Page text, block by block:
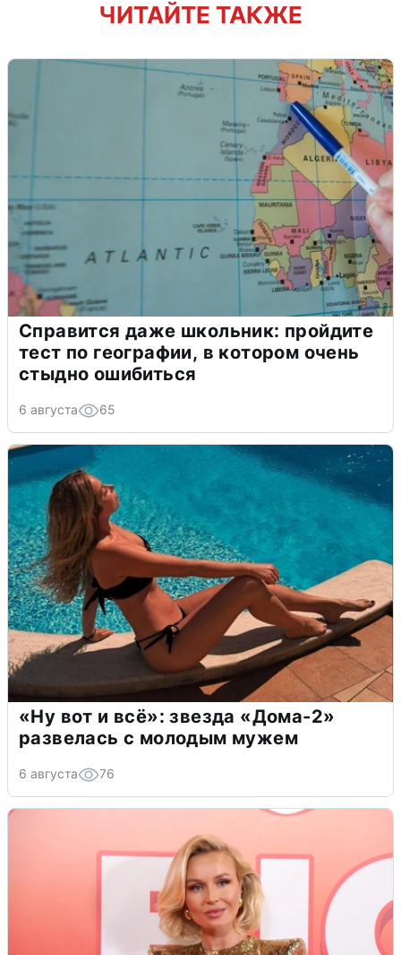
ЧИТАЙТЕ ТАКЖЕ
Справится даже школьник: пройдите
тест по географии, в котором очень
стыдно ошибиться
6 августа 65
«Ну вот и всё»: звезда «Дома-2»
развелась с молодым мужем
6 августа 76